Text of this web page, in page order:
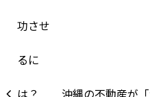
沖縄の不動産が